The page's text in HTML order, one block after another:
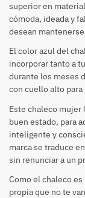
superior en
cómoda, ideada y
desean
El color azul del
incorporar tanto a
durante los meses
con cuello alto
Este chaleco mujer
buen estado, para
inteligente y
marca se traduce
sin renunciar a un
Como el chaleco
propia que no te